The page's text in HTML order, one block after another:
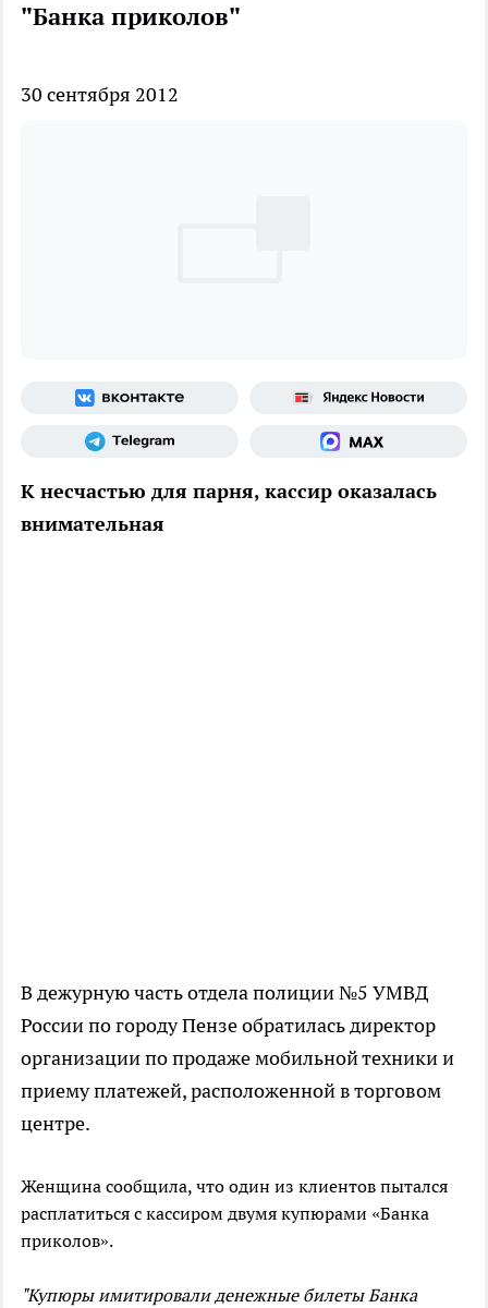
"Банка приколов"
30 сентября 2012
К несчастью для парня, кассир оказалась
внимательная
В дежурную часть отдела полиции №5 УМВД
России по городу Пензе обратилась директор
организации по продаже мобильной техники и
приему платежей, расположенной в торговом
центре.
Женщина сообщила, что один из клиентов пытался
расплатиться с кассиром двумя купюрами «Банка
приколов».
"Купюры имитировали денежные билеты Банка